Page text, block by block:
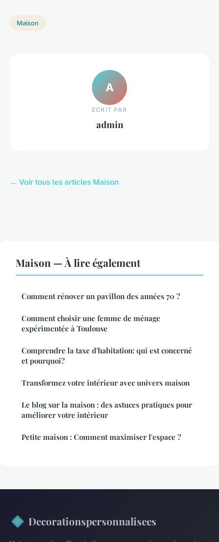
Maison
A
ECRIT PAR
admin
← Voir tous les articles Maison
Maison — À lire également
Comment rénover un pavillon des années 70 ?
Comment choisir une femme de ménage
expérimentée à Toulouse
Comprendre la taxe d'habitation: qui est concerné
et pourquoi?
Transformez votre intérieur avec univers maison
Le blog sur la maison : des astuces pratiques pour
améliorer votre intérieur
Petite maison : Comment maximiser l'espace ?
Decorationspersonnalisees